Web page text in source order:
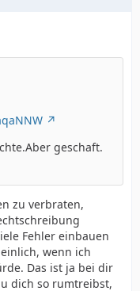
geschaft.
zu verbraten,
Fehler einbauen
wenn ich
Das ist ja bei dir
dich so rumtreibst,